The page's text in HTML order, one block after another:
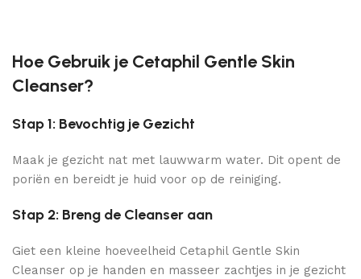
Hoe Gebruik je Cetaphil Gentle Skin
Cleanser?
Stap 1: Bevochtig je Gezicht
Maak je gezicht nat met lauwwarm water. Dit opent de
poriën en bereidt je huid voor op de reiniging.
Stap 2: Breng de Cleanser aan
Giet een kleine hoeveelheid Cetaphil Gentle Skin
Cleanser op je handen en masseer zachtjes in je gezicht